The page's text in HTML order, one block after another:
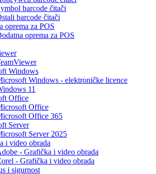
barcode čitači
barcode čitači
oprema za POS
oprema za POS
Windows
Windows - elektroničke licence
11
Office
Office
Office 365
Server
Server 2025
i video obrada
- Grafička i video obrada
- Grafička i video obrada
i sigurnost